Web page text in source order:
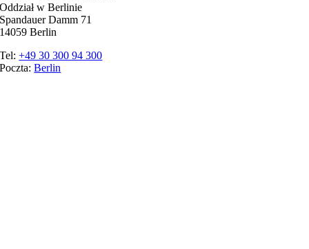
Oddział w Berlinie
Spandauer Damm 71
14059 Berlin
Tel:+49 30 300 94 300
Poczta:Berlin